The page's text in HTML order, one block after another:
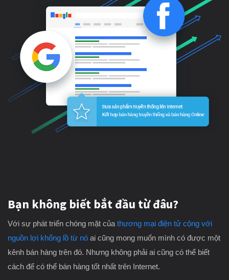
Bạn không biết bắt đầu từ đâu?
Với sự phát triển chóng mặt củathương mại điện tử cộng với
nguồn lợi khổng lồ từ nó ai cũng mong muốn mình có được một
kênh bán hàng trên đó. Nhưng không phải ai cũng có thể biết
cách để có thể bán hàng tốt nhất trên Internet.